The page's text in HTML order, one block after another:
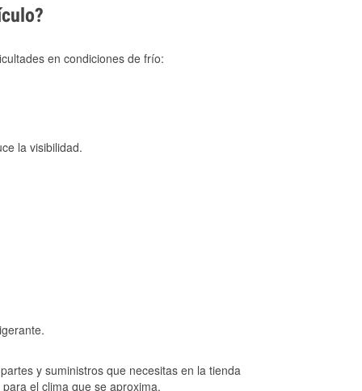
en condiciones de frío:
la visibilidad.
y suministros que necesitas en la tienda
el clima que se aproxima.